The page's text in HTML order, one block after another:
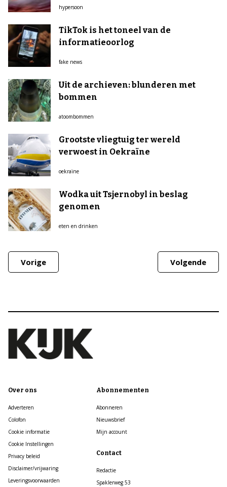
hypersoon
TikTok is het toneel van de
informatieoorlog
fake news
Uit de archieven: blunderen met
bommen
atoombommen
Grootste vliegtuig ter wereld
verwoest in Oekraïne
oekraïne
Wodka uit Tsjernobyl in beslag
genomen
eten en drinken
Vorige Volgende
Over ons
Adverteren
Colofon
Cookie informatie
Cookie Instellingen
Privacy beleid
Disclaimer/vrijwaring
Leveringsvoorwaarden
Abonnementen
Abonneren
Nieuwsbrief
Mijn account
Contact
Redactie
Spaklerweg 53